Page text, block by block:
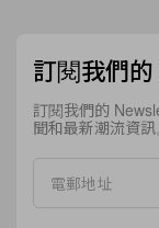
訂閱我們
訂閱我們的
聞和最新潮流資訊